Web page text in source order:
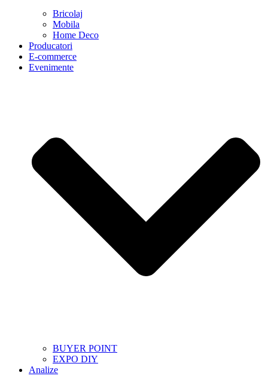
Bricolaj
Mobila
Home Deco
Producatori
E-commerce
Evenimente
BUYER POINT
EXPO DIY
Analize